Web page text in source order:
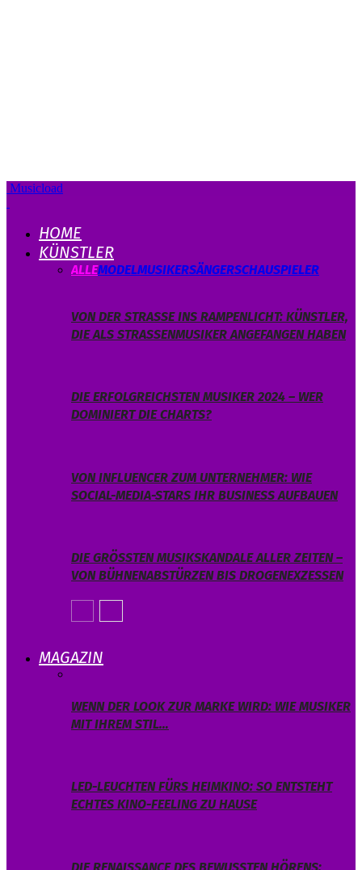
Musicload
HOME
KÜNSTLER
ALLEMODELMUSIKERSÄNGERSCHAUSPIELER
VON DER STRASSE INS RAMPENLICHT: KÜNSTLER, D
IE ALS STRASSENMUSIKER ANGEFANGEN HABEN
DIE ERFOLGREICHSTEN MUSIKER 2024 – WER
DOMINIERT DIE CHARTS?
VON INFLUENCER ZUM UNTERNEHMER: WIE
SOCIAL-MEDIA-STARS IHR BUSINESS AUFBAUEN
DIE GRÖSSTEN MUSIKSKANDALE ALLER ZEITEN – V
ON BÜHNENABSTÜRZEN BIS DROGENEXZESSEN
MAGAZIN
WENN DER LOOK ZUR MARKE WIRD: WIE MUSIKER
MIT IHREM STIL…
LED-LEUCHTEN FÜRS HEIMKINO: SO ENTSTEHT
ECHTES KINO-FEELING ZU HAUSE
DIE RENAISSANCE DES BEWUSSTEN HÖRENS: